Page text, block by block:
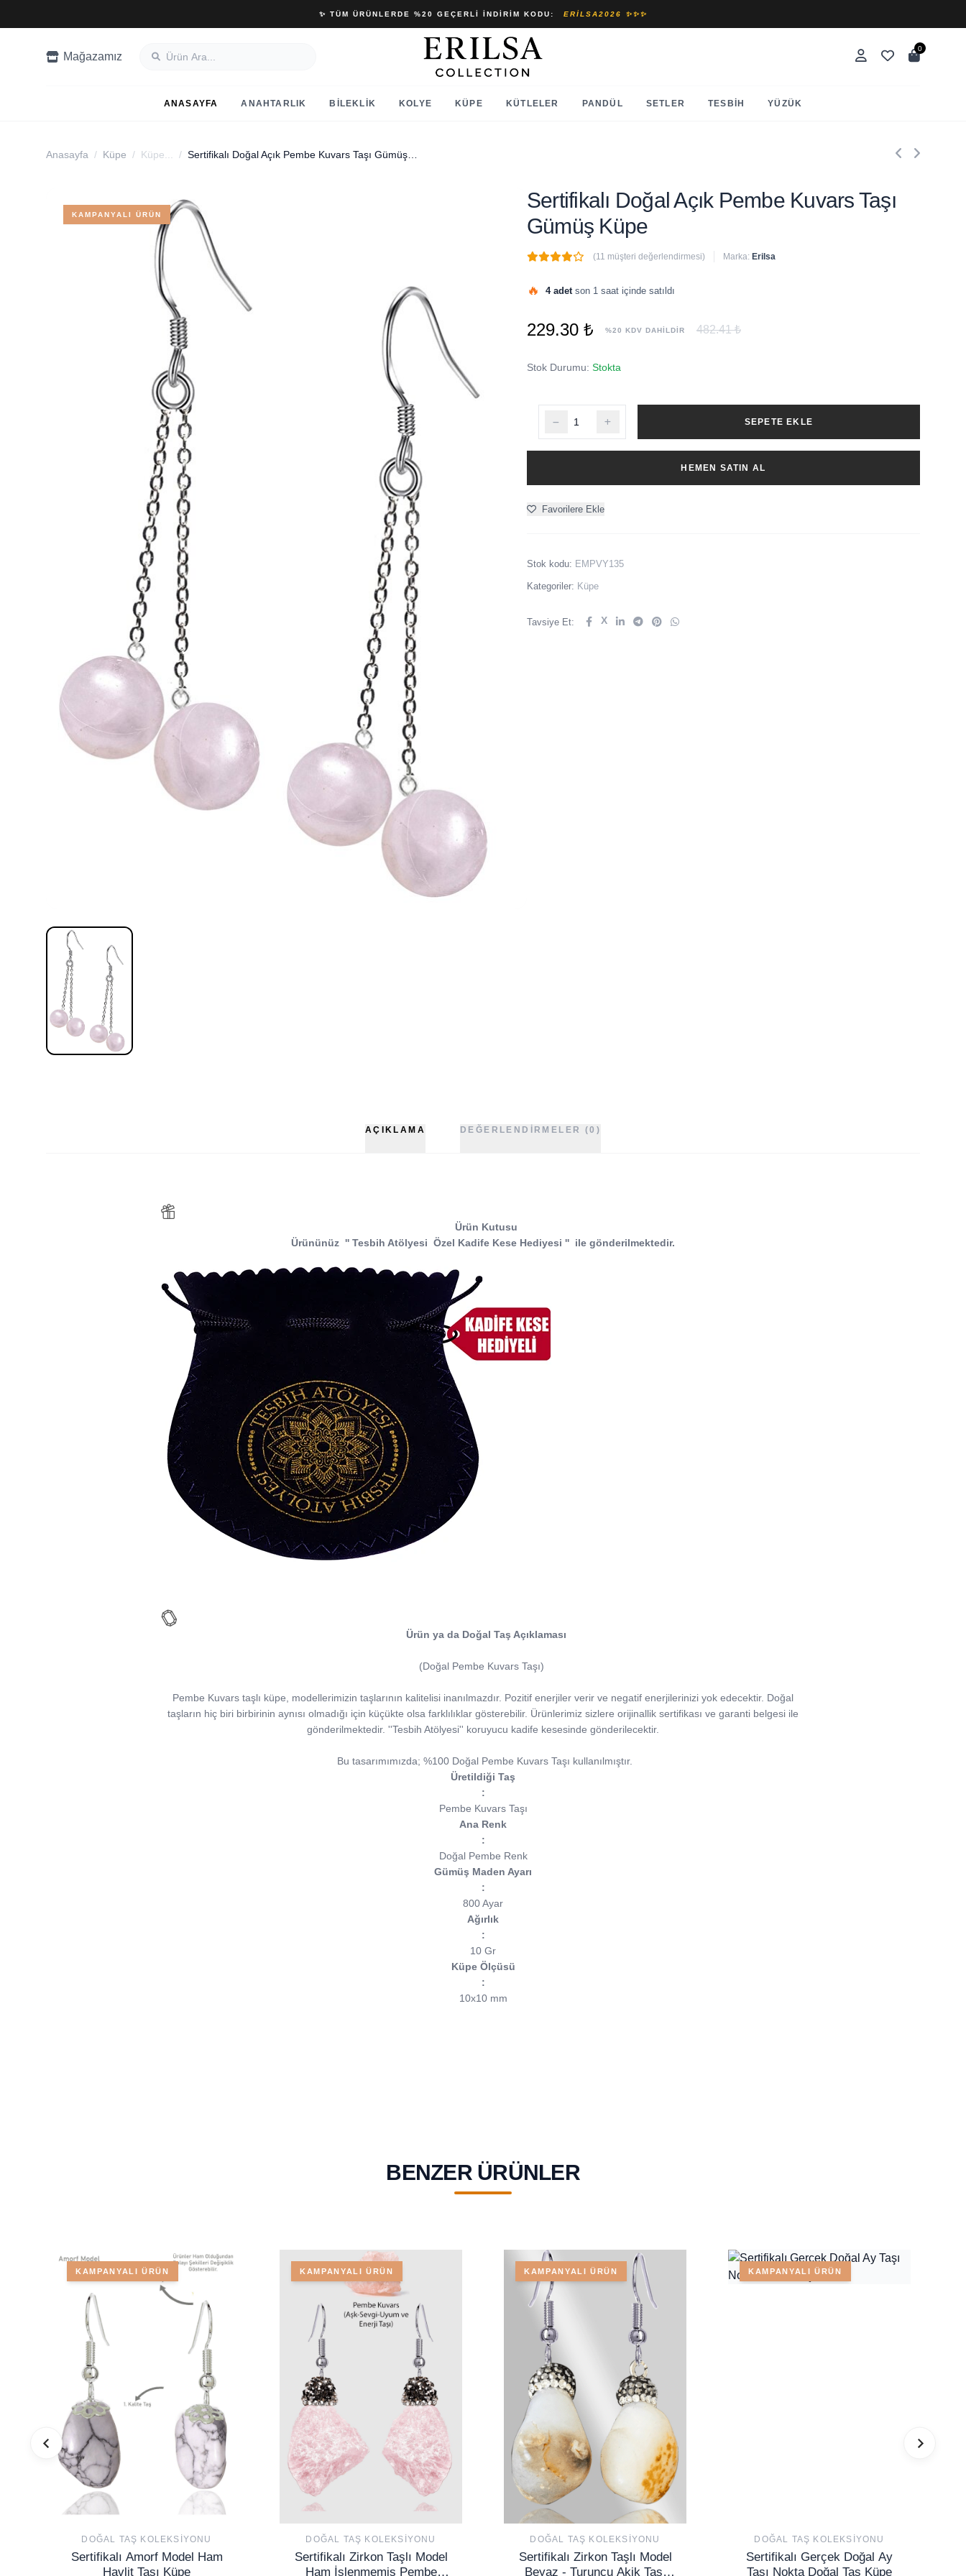
✨ TÜM ÜRÜNLERDE %20 GEÇERLI İNDIRIM KODU: ERILSA2026 ✨✨✨
Mağazamız
0
ANASAYFA ANAHTARLIK BILEKLIK KOLYE KÜPE KÜTLELER PANDÜL SETLER TESBIH YÜZÜK
Anasayfa / Küpe / Küpe... /
KAMPANYALI ÜRÜN
Sertifikalı Doğal Açık Pembe Kuvars Taşı
Gümüş Küpe
(11 müşteri değerlendirmesi) Marka: Erilsa
🔥 4 adetson 1 saat içinde satıldı
229.30 ₺ %20 KDV DAHİLDİR 482.41 ₺
Stok Durumu: Stokta
SEPETE EKLE
HEMEN SATIN AL
Favorilere Ekle
Stok kodu: EMPVY135
Kategoriler: Küpe
Tavsiye Et: X
AÇIKLAMA DEĞERLENDIRMELER (0)
Ürün Kutusu
Ürününüz '' Tesbih Atölyesi Özel Kadife Kese Hediyesi '' ile gönderilmektedir.
Ürün ya da Doğal Taş Açıklaması
(Doğal Pembe Kuvars Taşı)
Pembe Kuvars taşlı küpe, modellerimizin taşlarının kalitelisi inanılmazdır. Pozitif enerjiler verir ve negatif enerjilerinizi yok edecektir. Doğal
taşların hiç biri birbirinin aynısı olmadığı için küçükte olsa farklılıklar gösterebilir. Ürünlerimiz sizlere orijinallik sertifikası ve garanti belgesi ile
gönderilmektedir. ''Tesbih Atölyesi'' koruyucu kadife kesesinde gönderilecektir.
Bu tasarımımızda; %100 Doğal Pembe Kuvars Taşı kullanılmıştır.
Üretildiği Taş
:
Pembe Kuvars Taşı
Ana Renk
:
Doğal Pembe Renk
Gümüş Maden Ayarı
:
800 Ayar
Ağırlık
:
10 Gr
Küpe Ölçüsü
:
10x10 mm
BENZER ÜRÜNLER
KAMPANYALI ÜRÜN
DOĞAL TAŞ KOLEKSIYONU
Sertifikalı Amorf Model Ham
Havlit Taşı Küpe
KAMPANYALI ÜRÜN
DOĞAL TAŞ KOLEKSIYONU
Sertifikalı Zirkon Taşlı Model
Ham İşlenmemiş Pembe
KAMPANYALI ÜRÜN
DOĞAL TAŞ KOLEKSIYONU
Sertifikalı Zirkon Taşlı Model
Beyaz - Turuncu Akik Taşı
KAMPANYALI ÜRÜN
DOĞAL TAŞ KOLEKSIYONU
Sertifikalı Gerçek Doğal Ay
Taşı Nokta Doğal Taş Küpe